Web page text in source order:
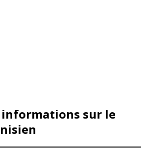
informations sur le